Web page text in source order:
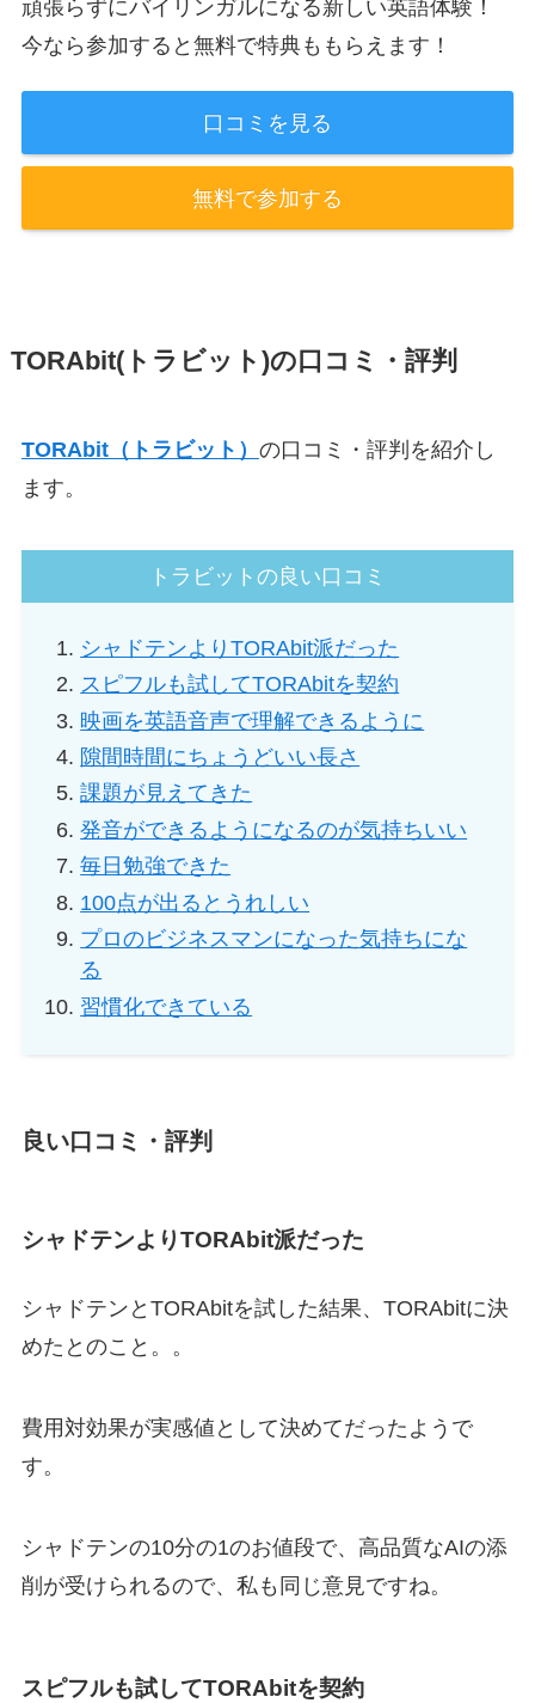
頑張らずにバイリンガルになる新しい英語体験！
今なら参加すると無料で特典ももらえます！
口コミを見る
無料で参加する
TORAbit(トラビット)の口コミ・評判
TORAbit（トラビット） の口コミ・評判を紹介し
ます。
トラビットの良い口コミ
シャドテンよりTORAbit派だった
スピフルも試してTORAbitを契約
映画を英語音声で理解できるように
隙間時間にちょうどいい長さ
課題が見えてきた
発音ができるようになるのが気持ちいい
毎日勉強できた
100点が出るとうれしい
プロのビジネスマンになった気持ちにな
る
習慣化できている
良い口コミ・評判
シャドテンよりTORAbit派だった
シャドテンとTORAbitを試した結果、TORAbitに決
めたとのこと。。
費用対効果が実感値として決めてだったようで
す。
シャドテンの10分の1のお値段で、高品質なAIの添
削が受けられるので、私も同じ意見ですね。
スピフルも試してTORAbitを契約